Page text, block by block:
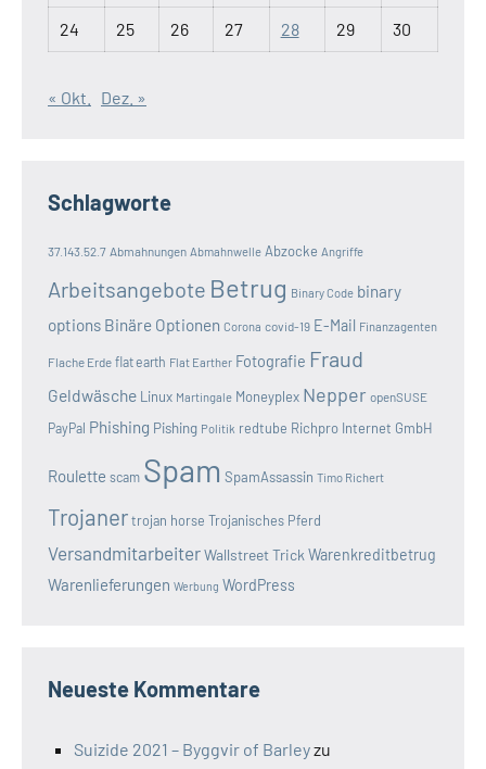
24 25 26 27 28 29 30
« Okt. Dez. »
Schlagworte
37.143.52.7 Abmahnungen Abmahnwelle Abzocke Angriffe
Arbeitsangebote Betrug Binary Code binary
options Binäre Optionen Corona covid-19 E-Mail Finanzagenten
Flache Erde flat earth Flat Earther Fotografie Fraud
Geldwäsche Linux Martingale Moneyplex Nepper openSUSE
PayPal Phishing Pishing Politik redtube Richpro Internet GmbH
Roulette scam Spam SpamAssassin Timo Richert
Trojanertrojan horse Trojanisches Pferd
VersandmitarbeiterWallstreet Trick Warenkreditbetrug
Warenlieferungen Werbung WordPress
Neueste Kommentare
Suizide 2021 – Byggvir of Barleyzu